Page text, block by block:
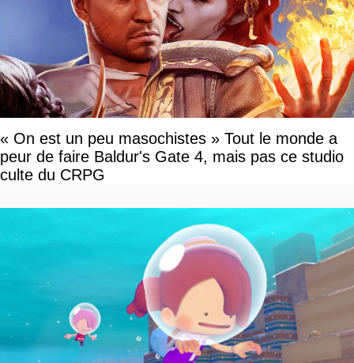
« On est un peu masochistes » Tout le monde a
peur de faire Baldur's Gate 4, mais pas ce studio
culte du CRPG